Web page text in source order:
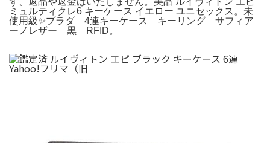
ミュルティクレ6 キーケース イエロー ユニセックス。未
使用級✨プラダ 4連キーケース キーリング サフィア
ーノレザー 黒 RFID。